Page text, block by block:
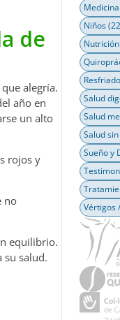
de
alegría.
año en
un alto
rojos y
no
equilibrio.
su salud.
Niños
Salud
Salud
Salud
Sueño y
Vértigos